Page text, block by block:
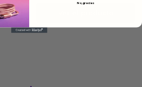
No, gracias